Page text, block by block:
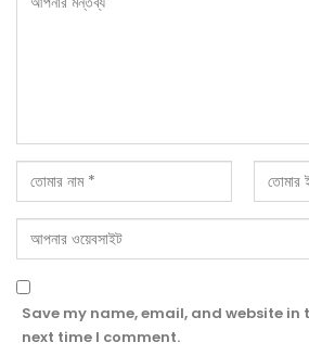
Save my name, email, and website in
next time I comment.